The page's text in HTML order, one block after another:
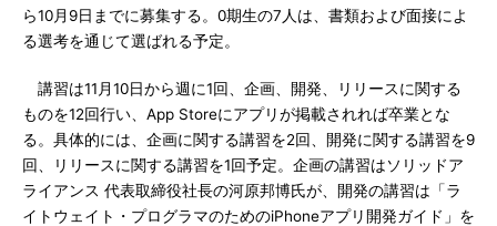
ら10月9日までに募集する。0期生の7人は、書類および面接によ
る選考を通じて選ばれる予定。
講習は11月10日から週に1回、企画、開発、リリースに関する
ものを12回行い、App Storeにアプリが掲載されれば卒業とな
る。具体的には、企画に関する講習を2回、開発に関する講習を9
回、リリースに関する講習を1回予定。企画の講習はソリッドア
ライアンス 代表取締役社長の河原邦博氏が、開発の講習は「ラ
イトウェイト・プログラマのためのiPhoneアプリ開発ガイド」を